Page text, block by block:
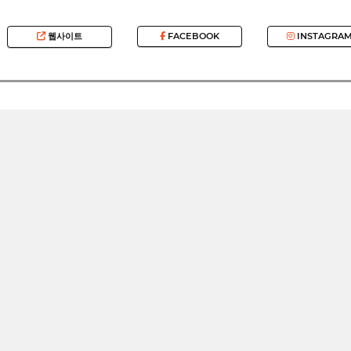
웹사이트 FACEBOOK